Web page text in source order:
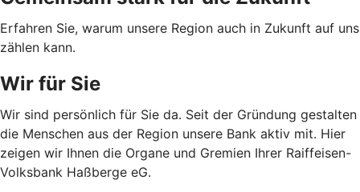
Erfahren Sie, warum unsere Region auch in Zukunft auf uns
zählen kann.
Wir für Sie
Wir sind persönlich für Sie da. Seit der Gründung gestalten
die Menschen aus der Region unsere Bank aktiv mit. Hier
zeigen wir Ihnen die Organe und Gremien Ihrer Raiffeisen-
Volksbank Haßberge eG.